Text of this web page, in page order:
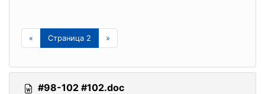
« Страница 2 »
#98-102 #102.doc